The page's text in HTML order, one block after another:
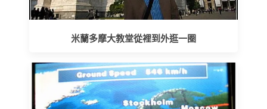
米蘭多摩大教堂從裡到外逛一圈